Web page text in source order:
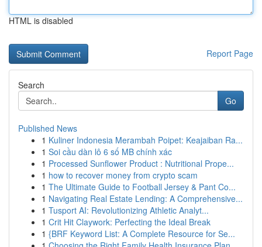
HTML is disabled
Report Page
Search
Go
Published News
1 Kuliner Indonesia Merambah Poipet: Keajaiban Ra...
1 Soi cầu dàn lô 6 số MB chính xác
1 Processed Sunflower Product : Nutritional Prope...
1 how to recover money from crypto scam
1 The Ultimate Guide to Football Jersey & Pant Co...
1 Navigating Real Estate Lending: A Comprehensive...
1 Tusport AI: Revolutionizing Athletic Analyt...
1 Crit Hit Claywork: Perfecting the Ideal Break
1 {BRF Keyword List: A Complete Resource for Se...